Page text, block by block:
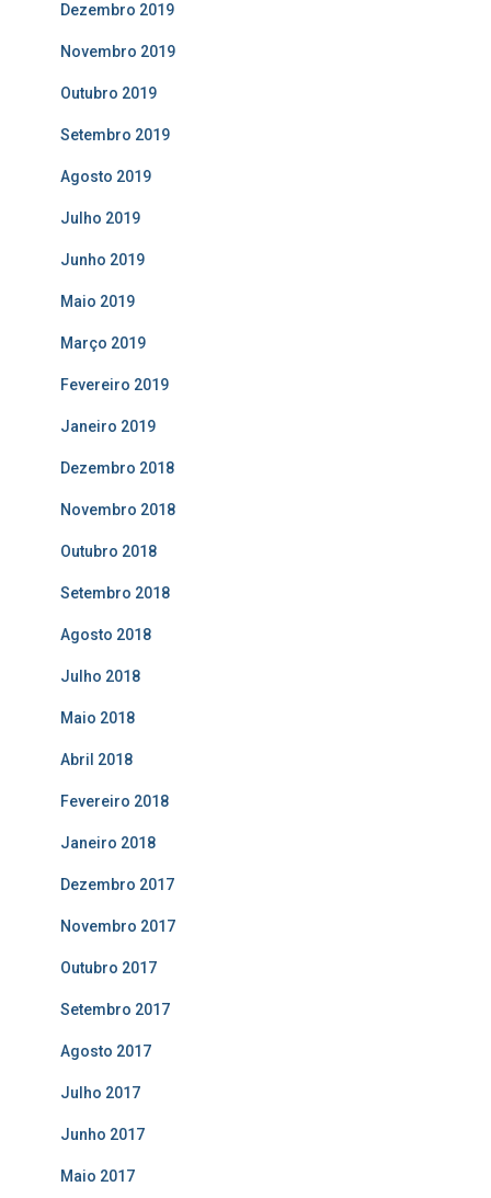
Dezembro 2019
Novembro 2019
Outubro 2019
Setembro 2019
Agosto 2019
Julho 2019
Junho 2019
Maio 2019
Março 2019
Fevereiro 2019
Janeiro 2019
Dezembro 2018
Novembro 2018
Outubro 2018
Setembro 2018
Agosto 2018
Julho 2018
Maio 2018
Abril 2018
Fevereiro 2018
Janeiro 2018
Dezembro 2017
Novembro 2017
Outubro 2017
Setembro 2017
Agosto 2017
Julho 2017
Junho 2017
Maio 2017